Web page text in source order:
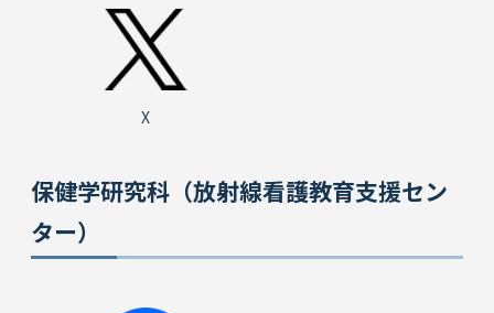
X
保健学研究科（放射線看護教育支援セン
ター）